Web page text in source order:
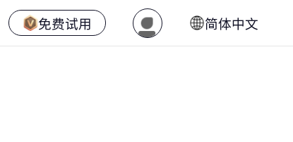
免费试用 简体中文